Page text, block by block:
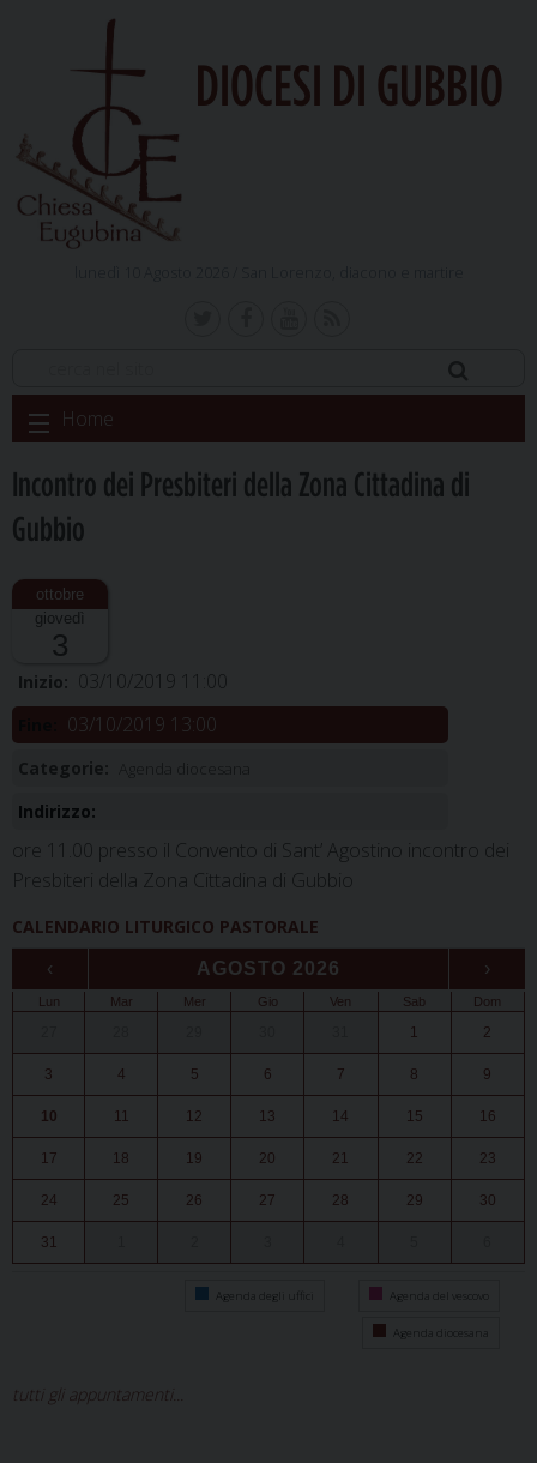
DIOCESI DI GUBBIO
Skip
to
Home
Incontro dei Presbiteri della Zona Cittadina di
Gubbio
giovedì
3
Inizio: 03/10/2019 11:00
03/10/2019 13:00
Categorie:
Indirizzo:
ore 11.00 presso il Convento di Sant’ Agostino incontro dei
Presbiteri della Zona Cittadina di Gubbio
CALENDARIO LITURGICO PASTORALE
‹ AGOSTO 2026 ›
Lun Mar Mer Gio Ven Sab Dom
1 2
3 4 5 6 7 8 9
10 11 12 13 14 15 16
17 18 19 20 21 22 23
24 25 26 27 28 29 30
31
Agenda degli uffici Agenda del vescovo
Agenda diocesana
tutti gli appuntamenti...